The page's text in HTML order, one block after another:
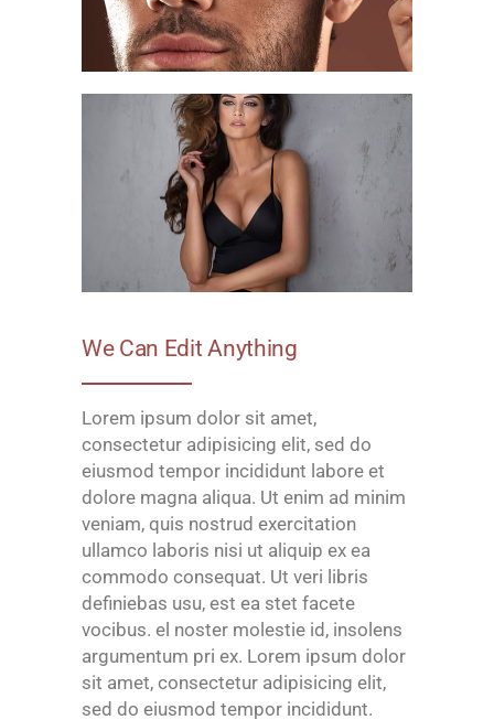
We Can Edit Anything
Lorem ipsum dolor sit amet,
consectetur adipisicing elit, sed do
eiusmod tempor incididunt labore et
dolore magna aliqua. Ut enim ad minim
veniam, quis nostrud exercitation
ullamco laboris nisi ut aliquip ex ea
commodo consequat. Ut veri libris
definiebas usu, est ea stet facete
vocibus. el noster molestie id, insolens
argumentum pri ex. Lorem ipsum dolor
sit amet, consectetur adipisicing elit,
sed do eiusmod tempor incididunt.